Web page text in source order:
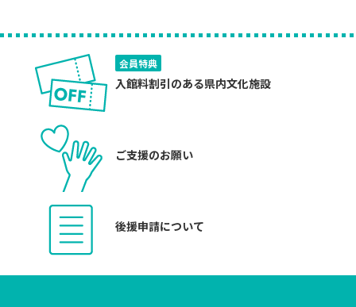
会員特典
入館料割引のある県内文化施設
ご支援のお願い
後援申請について